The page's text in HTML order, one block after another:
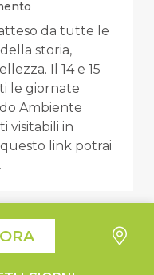
da tutte le
storia,
Il 14 e 15
le giornate
Ambiente
visitabili in
link potrai
All Right Reserved |
alla privacy